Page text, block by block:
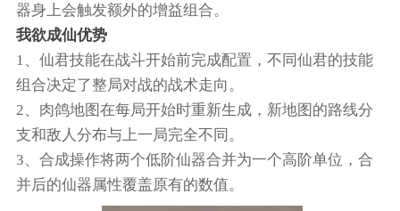
器身上会触发额外的增益组合。
我欲成仙优势
1、仙君技能在战斗开始前完成配置，不同仙君的技能
组合决定了整局对战的战术走向。
2、肉鸽地图在每局开始时重新生成，新地图的路线分
支和敌人分布与上一局完全不同。
3、合成操作将两个低阶仙器合并为一个高阶单位，合
并后的仙器属性覆盖原有的数值。